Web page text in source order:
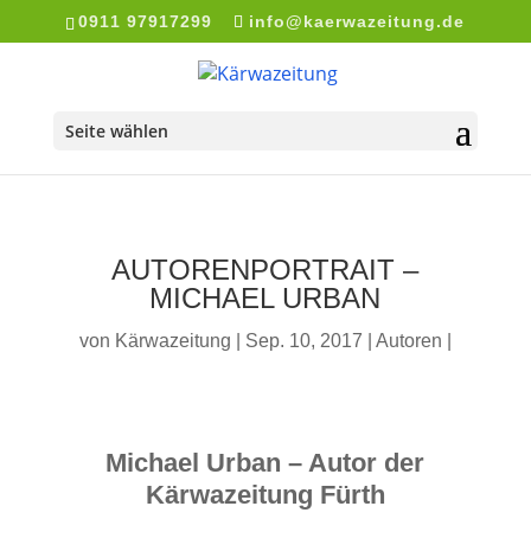
0911 97917299 info@kaerwazeitung.de
Seite wählen
AUTORENPORTRAIT –
MICHAEL URBAN
von Kärwazeitung Sep. 10, 2017 Autoren
Michael Urban – Autor der
Kärwazeitung Fürth